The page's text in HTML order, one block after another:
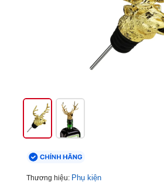
Thương hiệu: Phụ kiện